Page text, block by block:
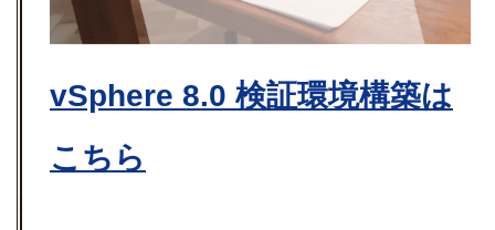
vSphere 8.0 検証環境構築は
こちら